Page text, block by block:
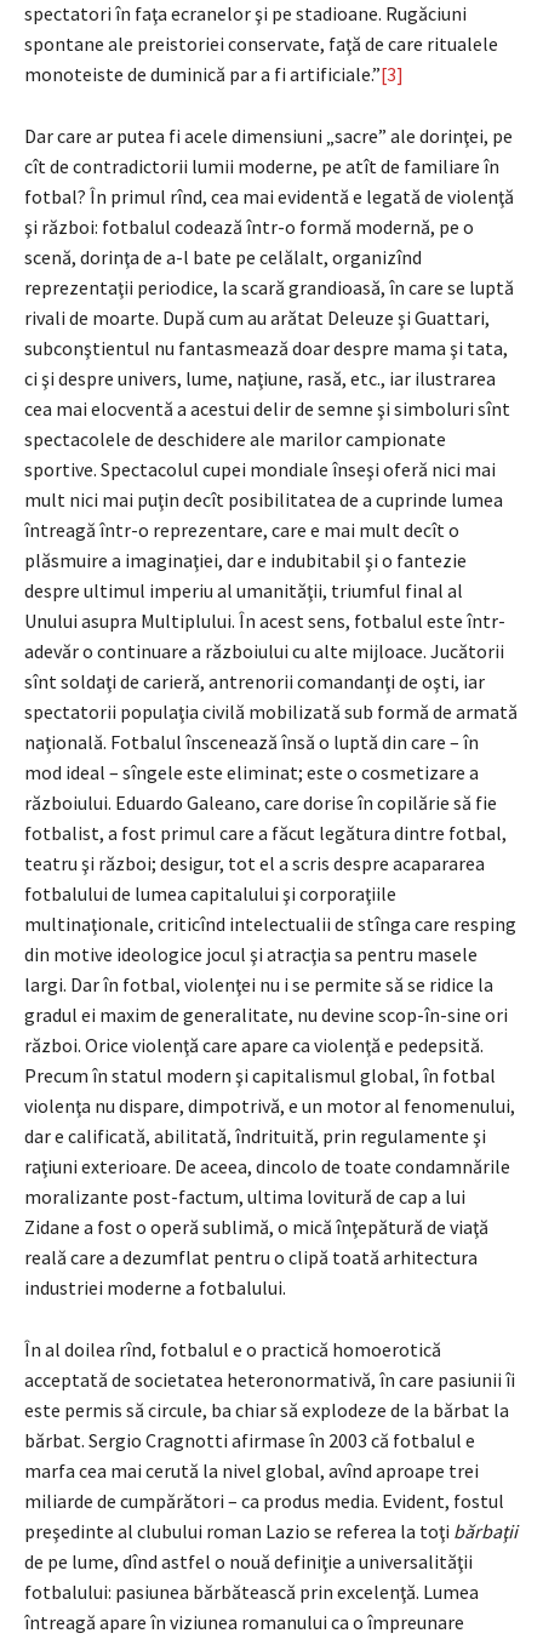
spectatori în faţa ecranelor şi pe stadioane. Rugăciuni
spontane ale preistoriei conservate, faţă de care ritualele
monoteiste de duminică par a fi artificiale.”[3]
Dar care ar putea fi acele dimensiuni „sacre” ale dorinţei, pe
cît de contradictorii lumii moderne, pe atît de familiare în
fotbal? În primul rînd, cea mai evidentă e legată de violenţă
şi război: fotbalul codează într-o formă modernă, pe o
scenă, dorinţa de a-l bate pe celălalt, organizînd
reprezentaţii periodice, la scară grandioasă, în care se luptă
rivali de moarte. După cum au arătat Deleuze şi Guattari,
subconştientul nu fantasmează doar despre mama şi tata,
ci şi despre univers, lume, naţiune, rasă, etc., iar ilustrarea
cea mai elocventă a acestui delir de semne şi simboluri sînt
spectacolele de deschidere ale marilor campionate
sportive. Spectacolul cupei mondiale înseşi oferă nici mai
mult nici mai puţin decît posibilitatea de a cuprinde lumea
întreagă într-o reprezentare, care e mai mult decît o
plăsmuire a imaginaţiei, dar e indubitabil şi o fantezie
despre ultimul imperiu al umanităţii, triumful final al
Unului asupra Multiplului. În acest sens, fotbalul este într-
adevăr o continuare a războiului cu alte mijloace. Jucătorii
sînt soldaţi de carieră, antrenorii comandanţi de oşti, iar
spectatorii populaţia civilă mobilizată sub formă de armată
naţională. Fotbalul înscenează însă o luptă din care – în
mod ideal – sîngele este eliminat; este o cosmetizare a
războiului. Eduardo Galeano, care dorise în copilărie să fie
fotbalist, a fost primul care a făcut legătura dintre fotbal,
teatru şi război; desigur, tot el a scris despre acapararea
fotbalului de lumea capitalului şi corporaţiile
multinaţionale, criticînd intelectualii de stînga care resping
din motive ideologice jocul şi atracţia sa pentru masele
largi. Dar în fotbal, violenţei nu i se permite să se ridice la
gradul ei maxim de generalitate, nu devine scop-în-sine ori
război. Orice violenţă care apare ca violenţă e pedepsită.
Precum în statul modern şi capitalismul global, în fotbal
violenţa nu dispare, dimpotrivă, e un motor al fenomenului,
dar e calificată, abilitată, îndrituită, prin regulamente şi
raţiuni exterioare. De aceea, dincolo de toate condamnările
moralizante post-factum, ultima lovitură de cap a lui
Zidane a fost o operă sublimă, o mică înţepătură de viaţă
reală care a dezumflat pentru o clipă toată arhitectura
industriei moderne a fotbalului.
În al doilea rînd, fotbalul e o practică homoerotică
acceptată de societatea heteronormativă, în care pasiunii îi
este permis să circule, ba chiar să explodeze de la bărbat la
bărbat. Sergio Cragnotti afirmase în 2003 că fotbalul e
marfa cea mai cerută la nivel global, avînd aproape trei
miliarde de cumpărători – ca produs media. Evident, fostul
preşedinte al clubului roman Lazio se referea la toţi bărbaţii
de pe lume, dînd astfel o nouă definiţie a universalităţii
fotbalului: pasiunea bărbătească prin excelenţă. Lumea
întreagă apare în viziunea romanului ca o împreunare